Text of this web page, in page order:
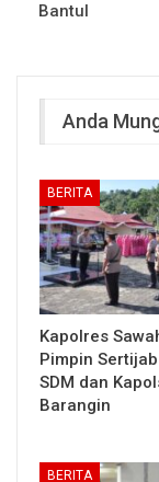
Bantul
Anda
BERITA
Kapolres
Pimpin
SDM dan
Barangin
BERITA